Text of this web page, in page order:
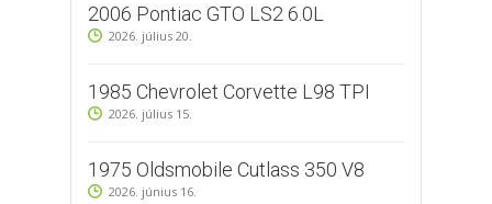
2006 Pontiac GTO LS2 6.0L
2026. július 20.
1985 Chevrolet Corvette L98 TPI
2026. július 15.
1975 Oldsmobile Cutlass 350 V8
2026. június 16.